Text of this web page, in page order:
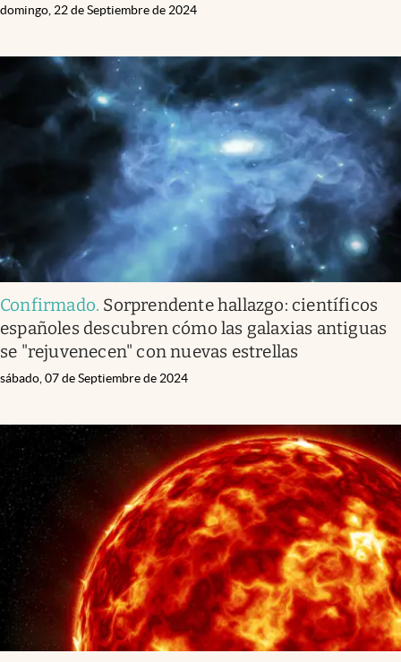
domingo, 22 de Septiembre de 2024
Confirmado. Sorprendente hallazgo: científicos
españoles descubren cómo las galaxias antiguas
se "rejuvenecen" con nuevas estrellas
sábado, 07 de Septiembre de 2024